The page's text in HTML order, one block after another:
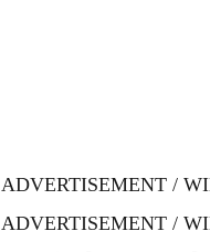
ADVERTISEMENT /
ADVERTISEMENT /